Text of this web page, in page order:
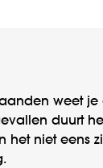
weet
duurt
het niet eens